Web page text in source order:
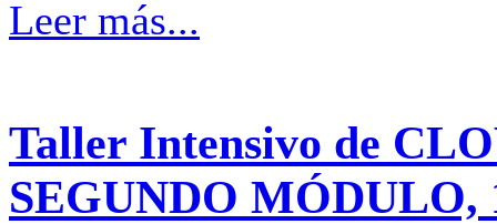
Leer más...
Taller Intensivo de
SEGUNDO MÓDULO,